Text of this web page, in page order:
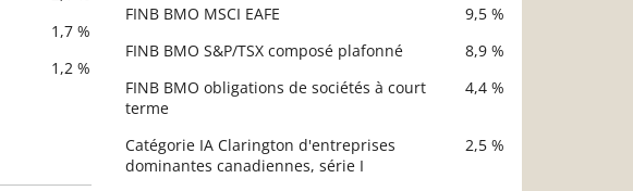
1,7 %
1,2 %
FINB BMO MSCI EAFE
9,5 %
FINB BMO S&P/TSX composé plafonné
8,9 %
FINB BMO obligations de sociétés à court
terme
4,4 %
Catégorie IA Clarington d'entreprises
dominantes canadiennes, série I
2,5 %